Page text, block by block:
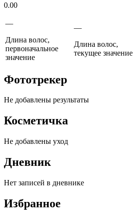
0.00
—
Длина волос,
первоначальное
значение
—
Длина волос,
текущее значение
Фототрекер
Не добавлены результаты
Косметичка
Не добавлены уход
Дневник
Нет записей в дневнике
Избранное